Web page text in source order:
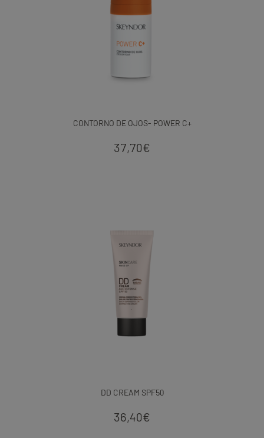
CONTORNO DE OJOS- POWER C+
37,70€
DD CREAM SPF50
36,40€